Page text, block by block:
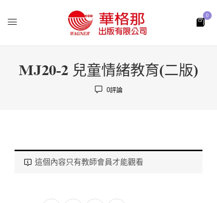
0
MJ20-2 兒童情緒教育(二版)
0評論
這個內容只有教師會員才能觀看